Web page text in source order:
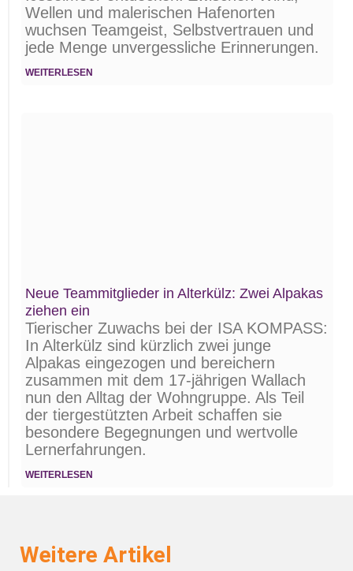
Wellen und malerischen Hafenorten
wuchsen Teamgeist, Selbstvertrauen und
jede Menge unvergessliche Erinnerungen.
WEITERLESEN
Neue Teammitglieder in Alterkülz: Zwei Alpakas
ziehen ein
Tierischer Zuwachs bei der ISA KOMPASS:
In Alterkülz sind kürzlich zwei junge
Alpakas eingezogen und bereichern
zusammen mit dem 17-jährigen Wallach
nun den Alltag der Wohngruppe. Als Teil
der tiergestützten Arbeit schaffen sie
besondere Begegnungen und wertvolle
Lernerfahrungen.
WEITERLESEN
Weitere Artikel